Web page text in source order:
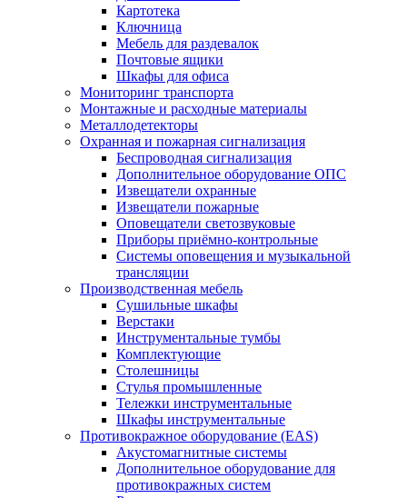
Картотека
Ключница
Мебель для раздевалок
Почтовые ящики
Шкафы для офиса
Мониторинг транспорта
Монтажные и расходные материалы
Металлодетекторы
Охранная и пожарная сигнализация
Беспроводная сигнализация
Дополнительное оборудование ОПС
Извещатели охранные
Извещатели пожарные
Оповещатели светозвуковые
Приборы приёмно-контрольные
Системы оповещения и музыкальной
трансляции
Производственная мебель
Cушильные шкафы
Верстаки
Инструментальные тумбы
Комплектующие
Столешницы
Стулья промышленные
Тележки инструментальные
Шкафы инструментальные
Противокражное оборудование (EAS)
Акустомагнитные системы
Дополнительное оборудование для
противокражных систем